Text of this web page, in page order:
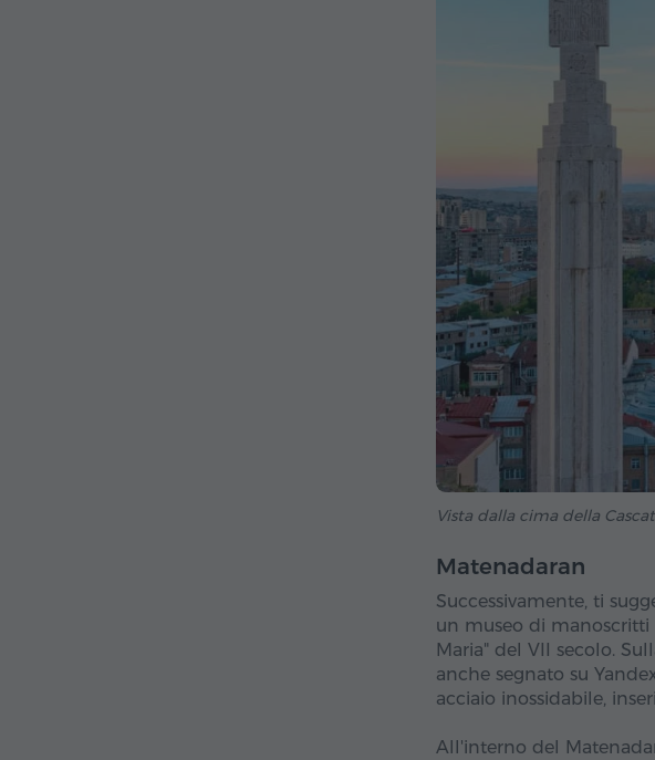
Vista dalla cima della
Matenadaran
Successivamente, ti
un museo di manoscritti
Maria" del VII secolo.
anche segnato su
acciaio inossidabile,
All'interno del